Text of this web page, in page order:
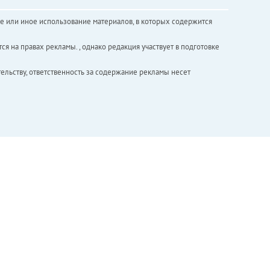
иное использование материалов, в которых содержится
правах рекламы. , однако редакция участвует в подготовке
ответственность за содержание рекламы несет